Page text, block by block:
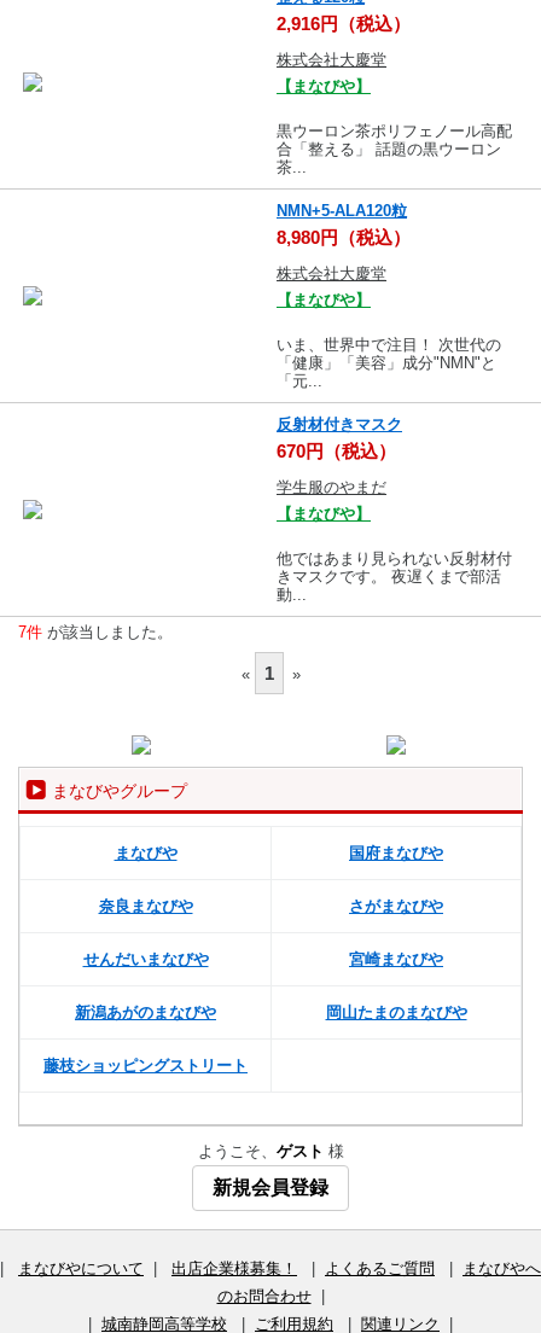
2,916円（税込）
株式会社大慶堂
【まなびや】
黒ウーロン茶ポリフェノール高配
合「整える」 話題の黒ウーロン
茶...
NMN+5-ALA120粒
8,980円（税込）
株式会社大慶堂
【まなびや】
いま、世界中で注目！ 次世代の
「健康」「美容」成分"NMN"と
「元...
反射材付きマスク
670円（税込）
学生服のやまだ
【まなびや】
他ではあまり見られない反射材付
きマスクです。 夜遅くまで部活
動...
7件 が該当しました。
« 1 »
まなびやグループ
まなびや 国府まなびや
奈良まなびや さがまなびや
せんだいまなびや 宮崎まなびや
新潟あがのまなびや 岡山たまのまなびや
藤枝ショッピングストリート
ようこそ、 ゲスト 様
新規会員登録
まなびやについて 出店企業様募集！ よくあるご質問
まなびやへ
のお問合わせ|
城南静岡高等学校 ご利用規約 関連リンク